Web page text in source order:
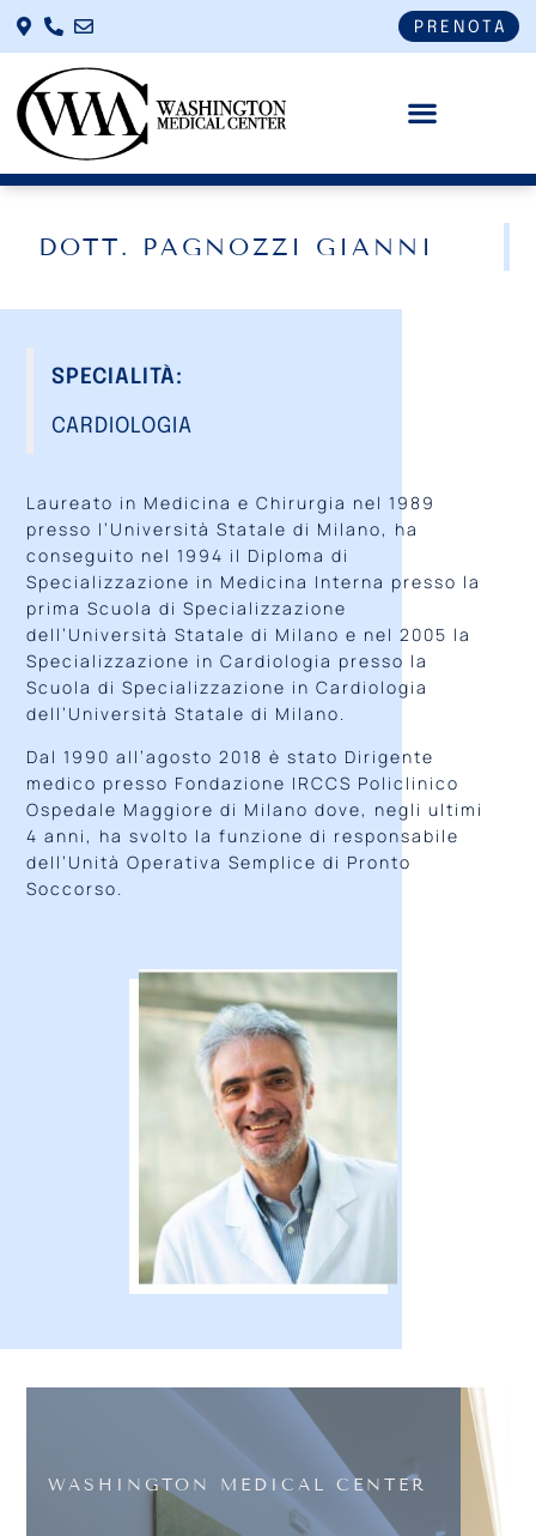
PRENOTA
DOTT. PAGNOZZI GIANNI
SPECIALITÀ:
CARDIOLOGIA
Laureato in Medicina e Chirurgia nel 1989
presso l’Università Statale di Milano, ha
conseguito nel 1994 il Diploma di
Specializzazione in Medicina Interna presso la
prima Scuola di Specializzazione
dell’Università Statale di Milano e nel 2005 la
Specializzazione in Cardiologia presso la
Scuola di Specializzazione in Cardiologia
dell’Università Statale di Milano.
Dal 1990 all’agosto 2018 è stato Dirigente
medico presso Fondazione IRCCS Policlinico
Ospedale Maggiore di Milano dove, negli ultimi
4 anni, ha svolto la funzione di responsabile
dell’Unità Operativa Semplice di Pronto
Soccorso.
WASHINGTON MEDICAL CENTER